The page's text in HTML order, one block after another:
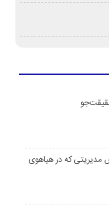
مدیریتی که در هیاهوی